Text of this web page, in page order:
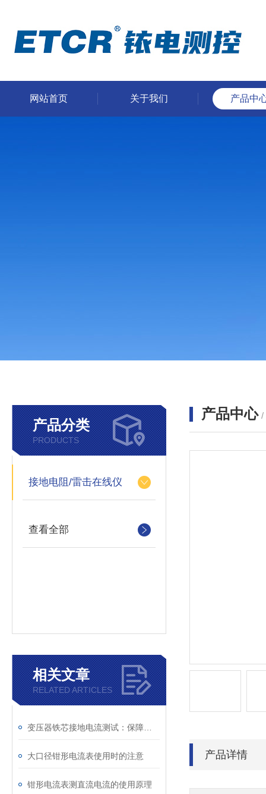
网站首页 关于我们 产品中
产品分类
PRODUCTS
接地电阻/雷击在线仪
查看全部
相关文章
RELATED ARTICLES
大口径钳形电流表使用时的注意
钳形电流表测直流电流的使用原理
产品中心 /
产品详情